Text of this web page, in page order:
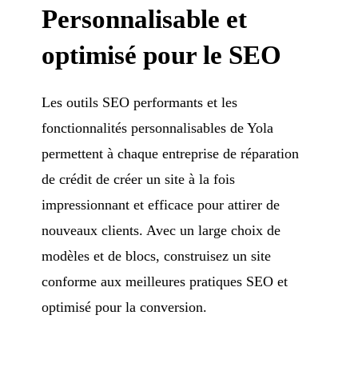
Personnalisable et
optimisé pour le SEO
Les outils SEO performants et les
fonctionnalités personnalisables de Yola
permettent à chaque entreprise de réparation
de crédit de créer un site à la fois
impressionnant et efficace pour attirer de
nouveaux clients. Avec un large choix de
modèles et de blocs, construisez un site
conforme aux meilleures pratiques SEO et
optimisé pour la conversion.